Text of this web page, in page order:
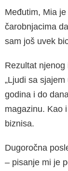
Međutim, Mia
čarobnjacima
sam još uvek
Rezultat
„Ljudi sa
godina i do
magazinu. Kao
biznisa.
Dugoročna
– pisanje mi je